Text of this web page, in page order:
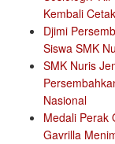
Kembali
Djimi
Siswa SMK
SMK Nuris
Nasional
Medali Perak
Gavrilla